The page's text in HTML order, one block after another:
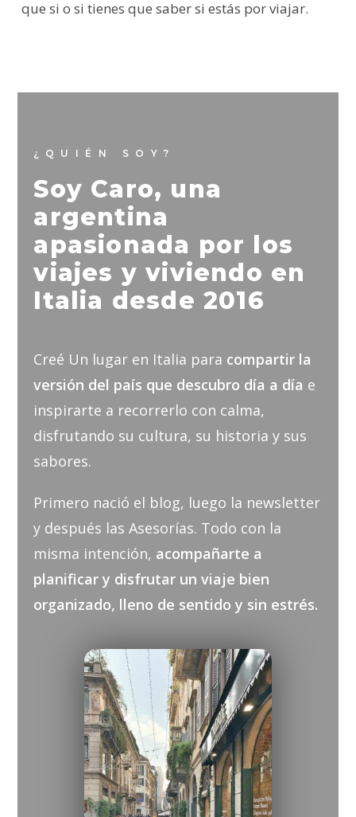
que si o si tienes que saber si estás por viajar.
¿QUIÉN SOY?
Soy Caro, una
argentina
apasionada por los
viajes y viviendo en
Italia desde 2016
Creé Un lugar en Italia para compartir la
versión del país que descubro día a día e
inspirarte a recorrerlo con calma,
disfrutando su cultura, su historia y sus
sabores.
Primero nació el blog, luego la newsletter
y después las Asesorías. Todo con la
misma intención, acompañarte a
planificar y disfrutar un viaje bien
organizado, lleno de sentido y sin estrés.